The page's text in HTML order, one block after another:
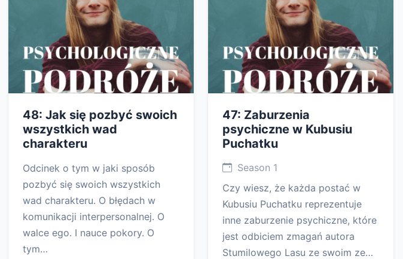
48: Jak się pozbyć swoich
wszystkich wad
charakteru
Odcinek o tym w jaki sposób
pozbyć się swoich wszystkich
wad charakteru. O błędach w
komunikacji interpersonalnej. O
walce ego. I nauce pokory. O
tym…
47: Zaburzenia
psychiczne w Kubusiu
Puchatku
Season 1
Czy wiesz, że każda postać w
Kubusiu Puchatku reprezentuje
inne zaburzenie psychiczne, które
jest odbiciem zmagań autora
Stumilowego Lasu ze swoim ze…